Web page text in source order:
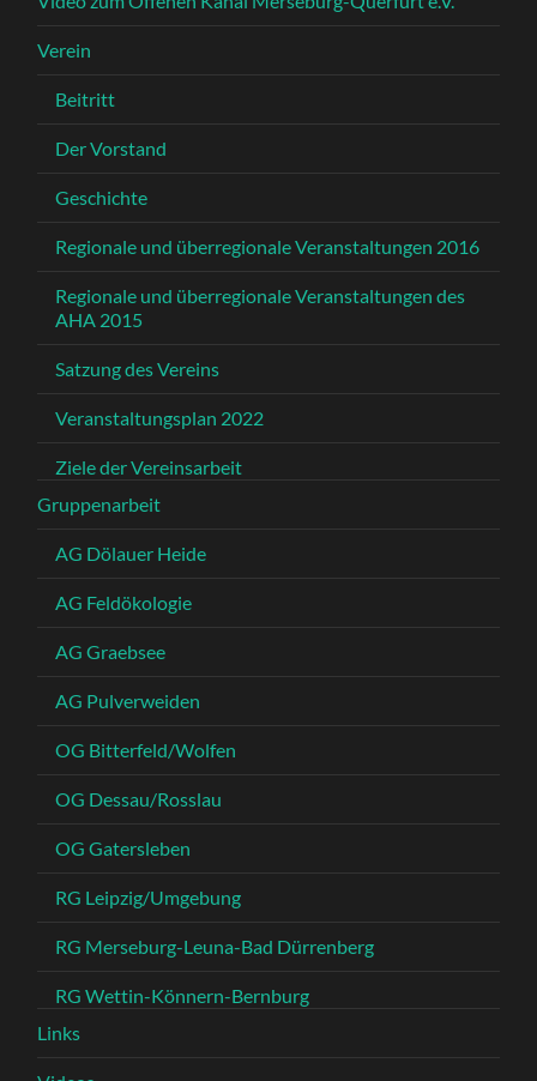
Verein
Beitritt
Der Vorstand
Geschichte
Regionale und überregionale Veranstaltungen 2016
Regionale und überregionale Veranstaltungen des
AHA 2015
Satzung des Vereins
Veranstaltungsplan 2022
Ziele der Vereinsarbeit
Gruppenarbeit
AG Dölauer Heide
AG Feldökologie
AG Graebsee
AG Pulverweiden
OG Bitterfeld/Wolfen
OG Dessau/Rosslau
OG Gatersleben
RG Leipzig/Umgebung
RG Merseburg-Leuna-Bad Dürrenberg
RG Wettin-Könnern-Bernburg
Links